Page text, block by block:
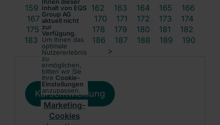
159
160 161 162 163 164 165
166
167
168 169 170 171 172 173
174
175
176 178 179 180 181
182
183
184 185 186 187 188 189
190
>
Ihnen dieser
Inhalt von EQS
Group AG
aktuell nicht
zur
Verfügung.
Um Ihnen das
optimale
Nutzererlebnis
zu
ermöglichen,
bitten wir Sie
Ihre Cookie-
Einstellungen
anzupassen.
Marketing-
Cookies
Kursentwicklung